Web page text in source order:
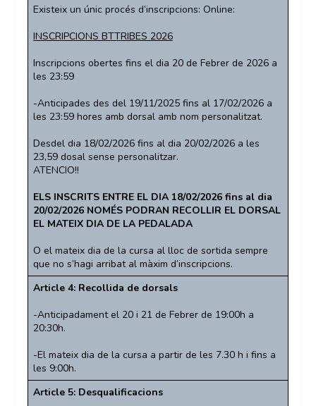
Existeix un únic procés d’inscripcions: Online:
INSCRIPCIONS BTTRIBES 2026
Inscripcions obertes fins el dia 20 de Febrer de 2026 a
les 23:59
-Anticipades des del 19/11/2025 fins al 17/02/2026 a
les 23:59 hores amb dorsal amb nom personalitzat.
Desdel dia 18/02/2026 fins al dia 20/02/2026 a les
23,59 dosal sense personalitzar.
ATENCIO!!
ELS INSCRITS ENTRE EL DIA 18/02/2026 fins al dia
20/02/2026 NOMÉS PODRAN RECOLLIR EL DORSAL
EL MATEIX DIA DE LA PEDALADA
O el mateix dia de la cursa al lloc de sortida sempre
que no s’hagi arribat al màxim d’inscripcions.
Article 4: Recollida de dorsals
-Anticipadament el 20 i 21 de Febrer de 19:00h a
20:30h.
-El mateix dia de la cursa a partir de les 7.30 h i fins a
les 9:00h.
Article 5: Desqualificacions